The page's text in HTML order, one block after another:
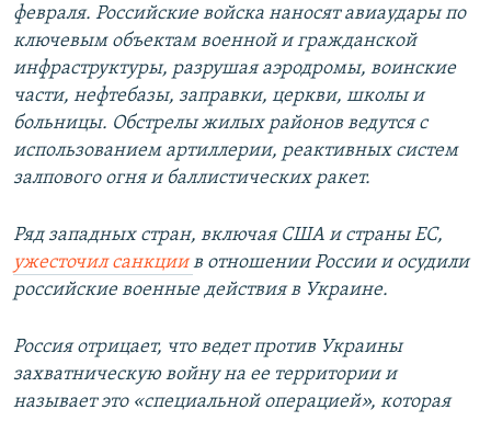
февраля. Российские войска наносят авиаудары по
ключевым объектам военной и гражданской
инфраструктуры, разрушая аэродромы, воинские
части, нефтебазы, заправки, церкви, школы и
больницы. Обстрелы жилых районов ведутся с
использованием артиллерии, реактивных систем
залпового огня и баллистических ракет.
Ряд западных стран, включая США и страны ЕС,
ужесточил санкциив отношении России и осудили
российские военные действия в Украине.
Россия отрицает, что ведет против Украины
захватническую войну на ее территории и
называет это «специальной операцией», которая